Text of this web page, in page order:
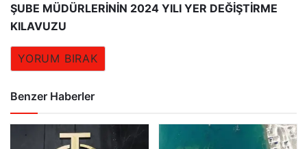
ŞUBE MÜDÜRLERİNİN 2024 YILI YER DEĞİŞTİRME
KILAVUZU
YORUM BIRAK
Benzer Haberler